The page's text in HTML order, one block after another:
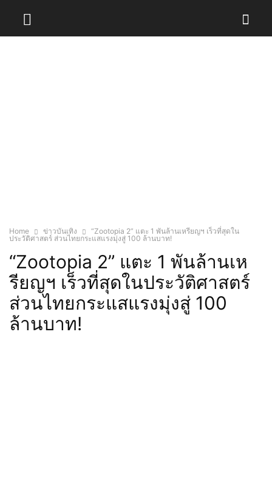
Home ข่าวบันเทิง
“Zootopia 2” แตะ 1 พันล้านเหรียญฯ เร็วที่สุดใน
ประวัติศาสตร์ ส่วนไทยกระแสแรงมุ่งสู่ 100 ล้านบาท!
“Zootopia 2” แตะ 1 พันล้านเห
รียญฯ เร็วที่สุดในประวัติศาสตร์
ส่วนไทยกระแสแรงมุ่งสู่ 100
ล้านบาท!